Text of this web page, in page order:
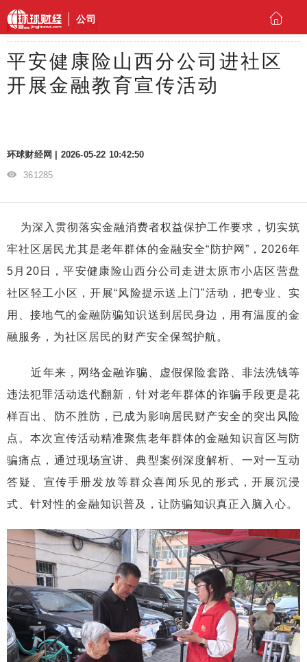
公司
环球财经 公司
平安健康险山西分公司进社区
开展金融教育宣传活动
环球财经网 | 2026-05-22 10:42:50
361285
为深入贯彻落实金融消费者权益保护工作要求，切实筑
牢社区居民尤其是老年群体的金融安全“防护网”，2026年
5月20日，平安健康险山西分公司走进太原市小店区营盘
社区轻工小区，开展“风险提示送上门”活动，把专业、实
用、接地气的金融防骗知识送到居民身边，用有温度的金
融服务，为社区居民的财产安全保驾护航。
近年来，网络金融诈骗、虚假保险套路、非法洗钱等
违法犯罪活动迭代翻新，针对老年群体的诈骗手段更是花
样百出、防不胜防，已成为影响居民财产安全的突出风险
点。本次宣传活动精准聚焦老年群体的金融知识盲区与防
骗痛点，通过现场宣讲、典型案例深度解析、一对一互动
答疑、宣传手册发放等群众喜闻乐见的形式，开展沉浸
式、针对性的金融知识普及，让防骗知识真正入脑入心。